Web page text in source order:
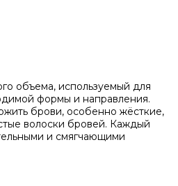
объема, используемый для
формы и направления.
брови, особенно жёсткие,
волоски бровей. Каждый
и смягчающими